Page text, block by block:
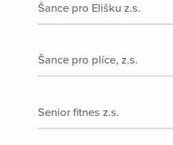
Šance pro Elišku z.s.
Šance pro plíce, z.s.
Senior fitnes z.s.